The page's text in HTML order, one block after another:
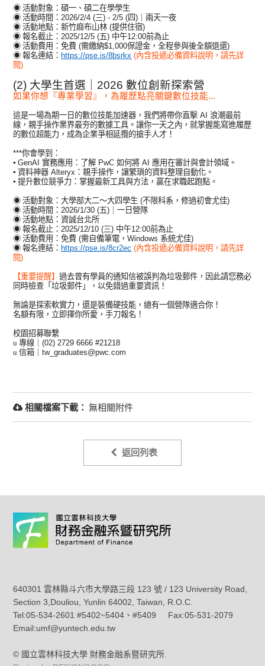
◉ 活動對象：碩一、碩二在學學生
◉活動時間：2026/2/4 (三) - 2/5 (四)｜兩天一夜
◉活動地點：新竹麻布山林 (提供住宿)
◉報名截止：2025/12/5 (五) 中午12:00前為止
◉活動費用：免費 (需繳納$1,000保證金，全程參與後全額退還)
◉報名連結： https://pse.is/8bsrkx (內含投遞必備資料說明，請先詳
閱)
(2) 大學生首選｜2026 數位創新探索營
如果你想『專業學習』，為履歷點亮關鍵數位技能...
這是一場為期一日的數位技能加速器，我們將帶你直擊 AI 浪潮最前
線，親手操作業界最夯的數據工具。讓你一天之內，就掌握能寫進履歷
的數位超能力，成為企業爭相延攬的搶手人才！
***你會學到：
▪GenAI 實務應用 ：了解 PwC 如何將 AI 應用在審計與會計領域。
▪資料神器 Alteryx ：親手操作，讓繁瑣的資料整理自動化。
▪提升數位競爭力 ：掌握最新工具與方法，贏在求職起跑點。
◉活動對象：大學部大二～大四學生 (不限科系，修過初會尤佳)
◉活動時間：2026/1/30 (五)｜一日營隊
◉活動地點：資誠台北所
◉報名截止：2025/12/10 (三) 中午12:00前為止
◉活動費用：免費 (需自備筆電，Windows 系統尤佳)
◉報名連結： https://pse.is/8cr2ec (內含投遞必備資料說明，請先詳
閱)
【重要提醒】過去曾有學員的通知信被誤判為垃圾郵件，因此請您務必
同時檢查「垃圾郵件」，以免錯過重要資訊！
無論是探索軟實力，還是裝備硬技能，總有一個營隊適合你！
名額有限，立即擇你所愛，手刀報名！
校園招募聯繫
u專線｜(02) 2729 6666 #21218
u信箱｜tw_graduates@pwc.com
相關檔案下載： 無相關附件
返回列表
640301 雲林縣斗六市大學路三段 123 號 / 123 University Road,
Section 3,Douliou, Yunlin 64002, Taiwan, R.O.C.
Tel:05-534-2601 #5402~5404、#5409 Fax:05-531-2079
Email:umf@yuntech.edu.tw
© 國立雲林科技大學 財務金融系暨研究所.